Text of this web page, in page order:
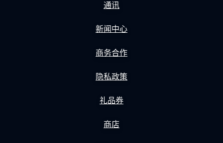
通讯
新闻中心
商务合作
隐私政策
礼品券
商店